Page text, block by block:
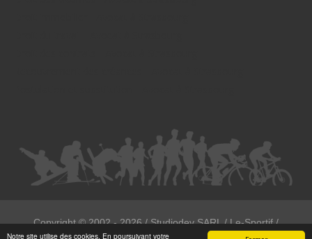
Notre site utilise des cookies. En poursuivant votre
Copyright ©2002 - 2026/ Studiodev SARL / Le-Sportif /